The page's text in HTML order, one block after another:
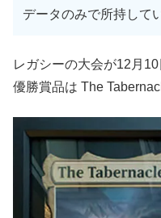
データのみで所持して
レガシーの大会が12月
優勝賞品は The